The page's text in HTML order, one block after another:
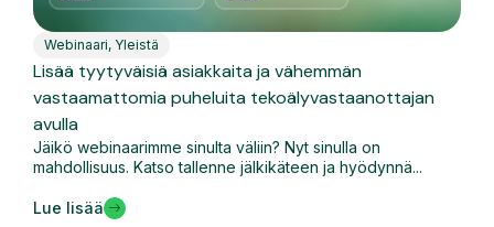
Webinaari, Yleistä
Lisää tyytyväisiä asiakkaita ja vähemmän
vastaamattomia puheluita tekoälyvastaanottajan
avulla
Jäikö webinaarimme sinulta väliin? Nyt sinulla on
mahdollisuus. Katso tallenne jälkikäteen ja hyödynnä...
Lue lisää